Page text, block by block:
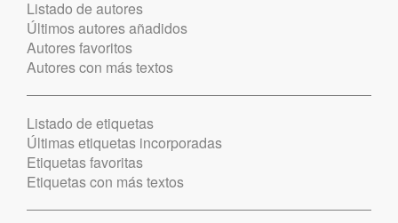
Listado de autores
Últimos autores añadidos
Autores favoritos
Autores con más textos
Listado de etiquetas
Últimas etiquetas incorporadas
Etiquetas favoritas
Etiquetas con más textos